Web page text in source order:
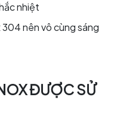
nhiệt
nên vô cùng sáng
ĐƯỢC SỬ